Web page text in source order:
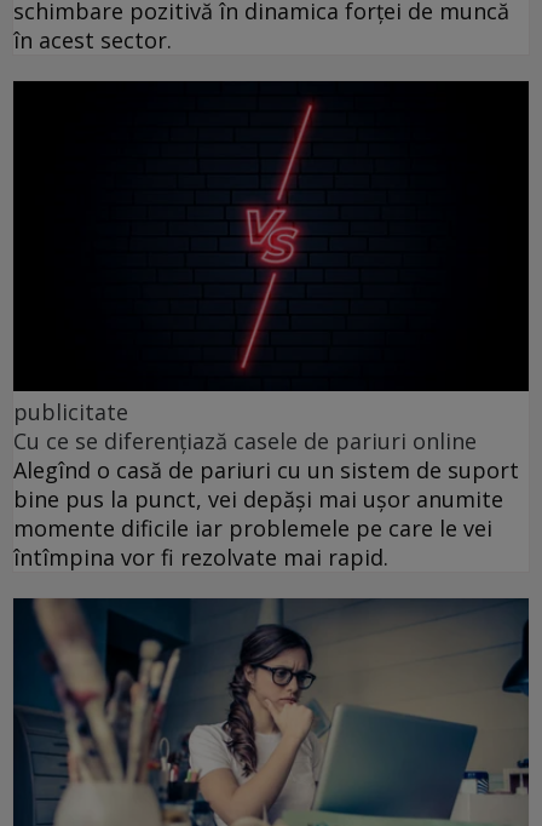
schimbare pozitivă în dinamica forței de muncă
în acest sector.
publicitate
Cu ce se diferențiază casele de pariuri online
Alegînd o casă de pariuri cu un sistem de suport
bine pus la punct, vei depăși mai ușor anumite
momente dificile iar problemele pe care le vei
întîmpina vor fi rezolvate mai rapid.